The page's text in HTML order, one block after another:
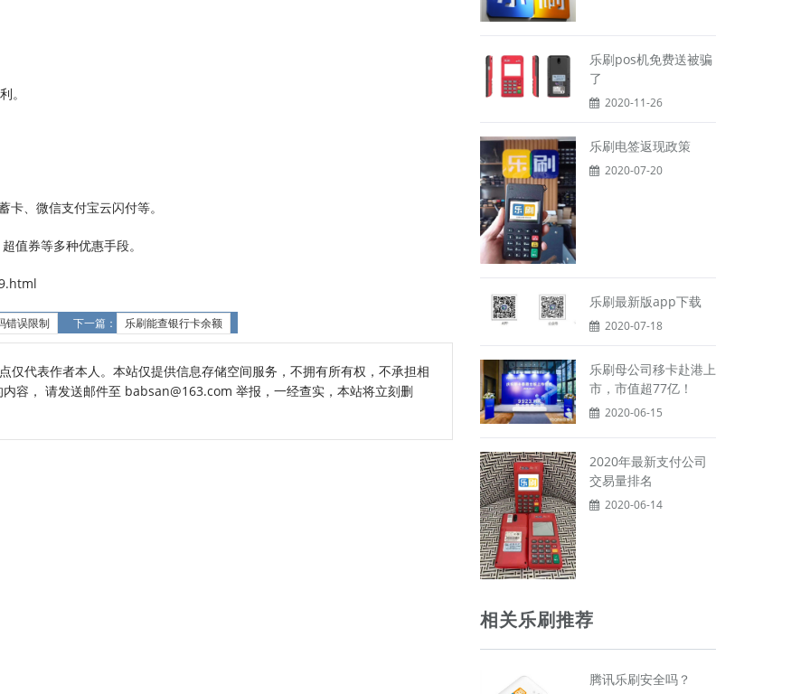
。
、微信支付宝云闪付等。
值券等多种优惠手段。
错误限制 下一篇： 乐刷能查银行卡余额
仅代表作者本人。本站仅提供信息存储空间服务，不拥有所有权，不承担相
容， 请发送邮件至 babsan@163.com 举报，一经查实，本站将立刻删
乐刷pos机免费送被骗
了
2020-11-26
乐刷电签返现政策
2020-07-20
乐刷最新版app下载
2020-07-18
乐刷母公司移卡赴港上
市，市值超77亿！
2020-06-15
2020年最新支付公司
交易量排名
2020-06-14
相关乐刷推荐
腾讯乐刷安全吗？